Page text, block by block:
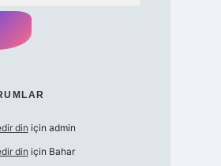
din için admin
din için Bahar